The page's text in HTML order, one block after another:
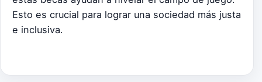
Esto es crucial para lograr una sociedad más justa
e inclusiva.